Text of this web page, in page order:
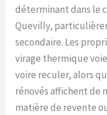
déterminant dans le
Quevilly,
secondaire. Les
virage thermique
voire reculer, alors
rénovés affichent de
matière de revente